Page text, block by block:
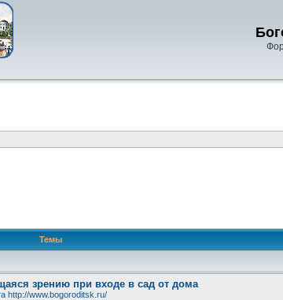
Темы
зрению при входе в сад от дома
http://www.bogoroditsk.ru/